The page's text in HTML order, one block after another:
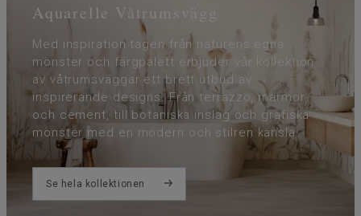
Aquarelle Våtrumsvägg
Med inspiration tagen från naturens egna
mönster och färgpalett erbjuder vår kollektion
av våtrumsväggar ett brett utbud av
inspirerande designs. Från terrazzo, marmor
och cement, till botaniska inslag och grafiska
mönster med en modern och stilren känsla.
Se hela kollektionen